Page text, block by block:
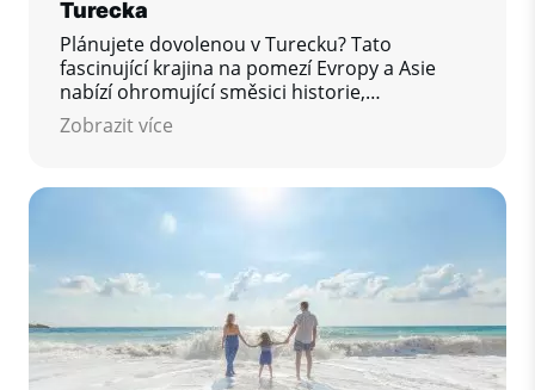
Turecka
Plánujete dovolenou v Turecku? Tato
fascinující krajina na pomezí Evropy a Asie
nabízí ohromující směsici historie,
gastronomie, přírody i pohodlí u moře.
Abyste si pobyt vychutnali naplno a bez
vás přehled praktických tipů, které byste
rozhodně neměli přehlédnout.
Zobrazit více